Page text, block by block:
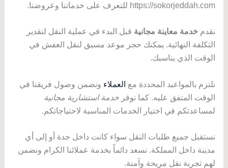
https://sokorjeddah.com للتعرف على خدماتنا وعروضنا.
نقدم خدمة معاينة مجانية قبل البدء في عملية النقل لتقدير
التكلفة النهائية. يمكنك حجز موعد مسبق لنقل العفش في
الوقت الذي يناسبك.
نلتزم بالمواعيد المحددة مع العملاء ونضمن وصول فريقنا في
الوقت المتفق عليه. كما نوفر خدمة استشارية مجانية
لمساعدتكم في اختيار الخدمات المناسبة لاحتياجاتكم.
نستقبل جميع طلبات النقل سواء كانت داخل جدة أو إلى أي
مدينة داخل المملكة. نسعد دائماً بخدمة عملائنا الكرام ونضمن
لهم تجربة نقل مريحة وآمنة.